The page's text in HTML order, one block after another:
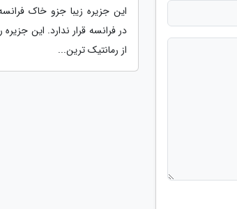
این جزیره زیبا جزو خاک
در فرانسه قرار ندارد. این جزیره
از رمانتیک ترین...